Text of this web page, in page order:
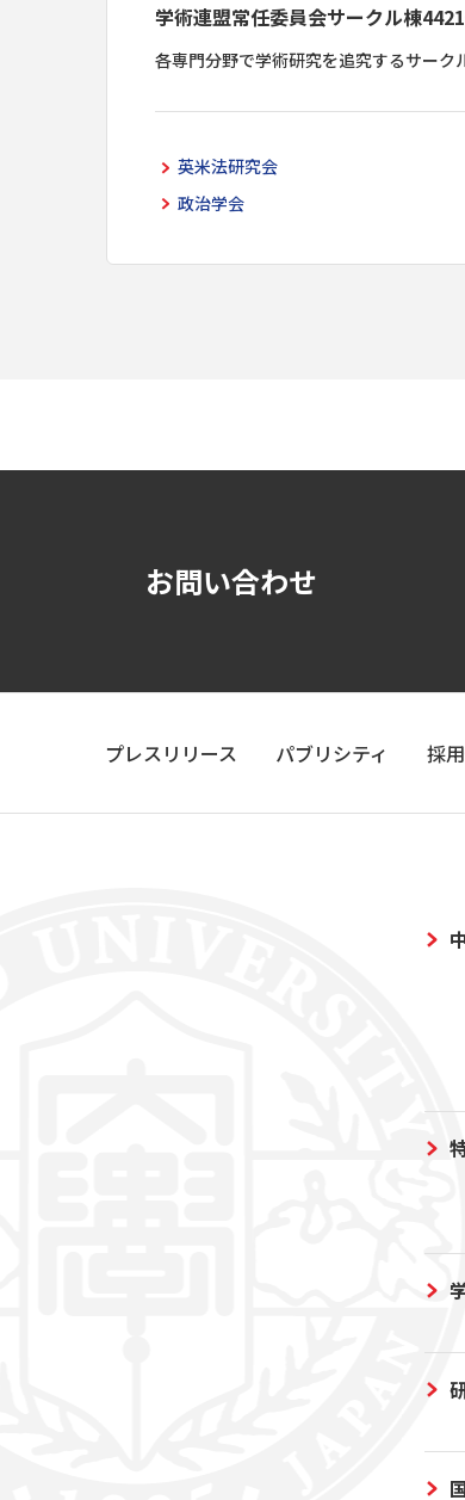
学術連盟常任委員会サークル棟
各専門分野で学術研究を追究するサー
英米法研究会
政治学会
お問い合わせ
プレスリリース パブリシティ 採